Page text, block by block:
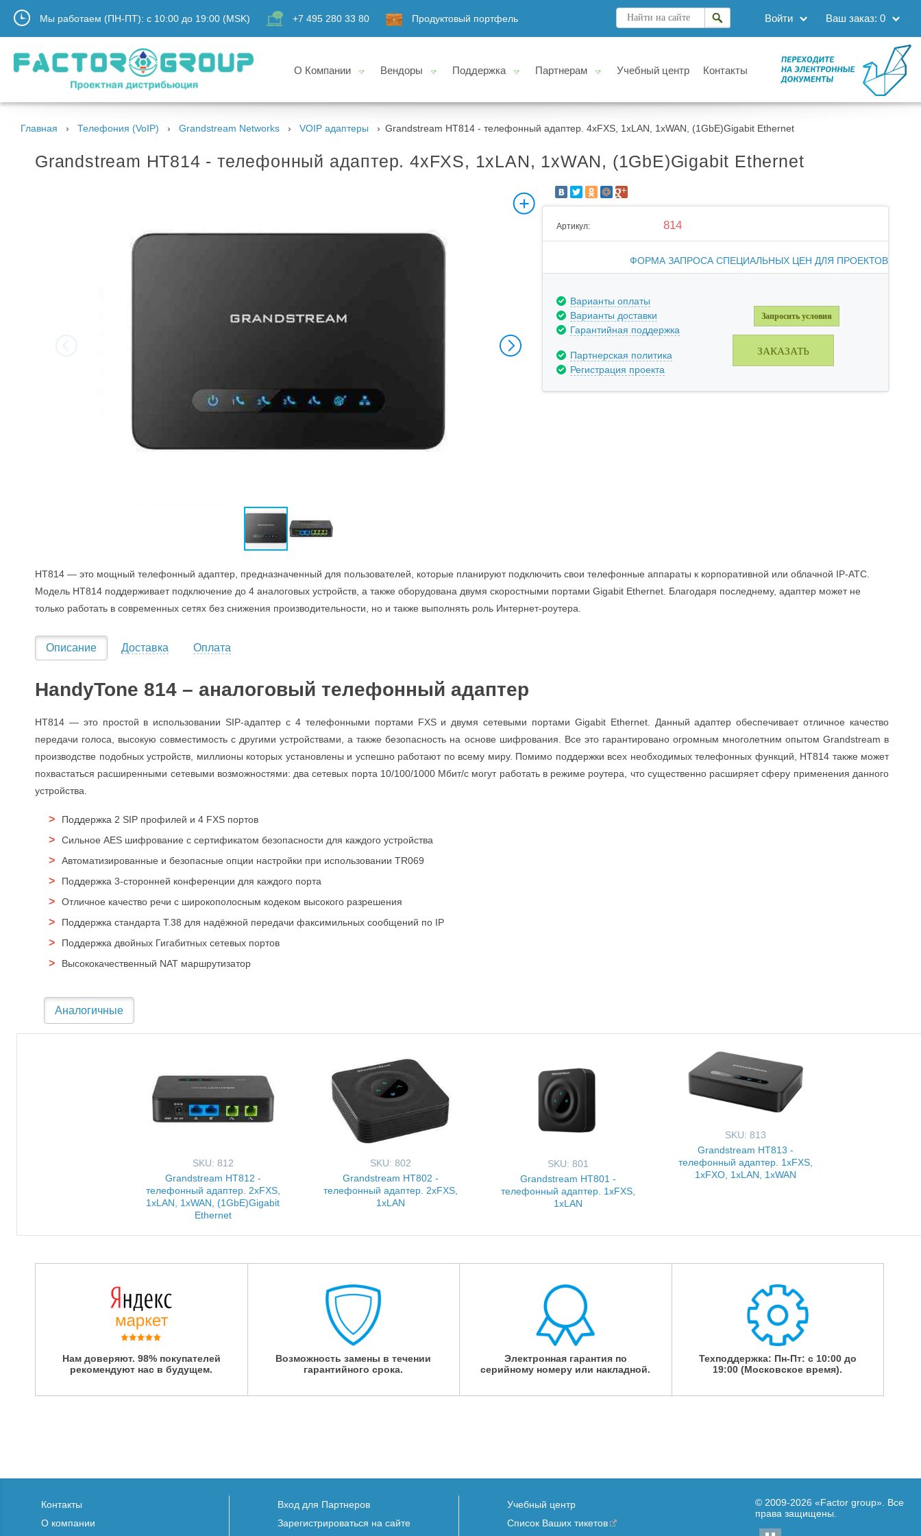
Мы работаем (ПН-ПТ): с 10:00 до 19:00 (MSK) +7 495 280 33 80 Продуктовый портфель Ваш заказ: 0
Войти
О Компании Вендоры Поддержка Партнерам Учебный центр Контакты
Главная Телефония (VoIP) Grandstream Networks VOIP адаптеры Grandstream HT814 - телефонный адаптер. 4xFXS, 1xLAN, 1xWAN, (1GbE)Gigabit Ethernet
Grandstream HT814 - телефонный адаптер. 4xFXS, 1xLAN, 1xWAN, (1GbE)Gigabit Ethernet
Артикул: 814
ФОРМА ЗАПРОСА СПЕЦИАЛЬНЫХ ЦЕН ДЛЯ ПРОЕКТОВ
Варианты оплаты
Варианты доставки
Гарантийная поддержка
Партнерская политика
Регистрация проекта
Запросить условия
ЗАКАЗАТЬ
HT814 — это мощный телефонный адаптер, предназначенный для пользователей, которые планируют подключить свои телефонные аппараты к корпоративной или облачной IP-АТС.
Модель HT814 поддерживает подключение до 4 аналоговых устройств, а также оборудована двумя скоростными портами Gigabit Ethernet. Благодаря последнему, адаптер может не
только работать в современных сетях без снижения производительности, но и также выполнять роль Интернет-роутера.
Описание Доставка Оплата
HandyTone 814 – аналоговый телефонный адаптер
HT814 — это простой в использовании SIP-адаптер с 4 телефонными портами FXS и двумя сетевыми портами Gigabit Ethernet. Данный адаптер обеспечивает отличное качество
передачи голоса, высокую совместимость с другими устройствами, а также безопасность на основе шифрования. Все это гарантировано огромным многолетним опытом Grandstream в
производстве подобных устройств, миллионы которых установлены и успешно работают по всему миру. Помимо поддержки всех необходимых телефонных функций, HT814 также может
похвастаться расширенными сетевыми возможностями: два сетевых порта 10/100/1000 Мбит/с могут работать в режиме роутера, что существенно расширяет сферу применения данного
устройства.
Поддержка 2 SIP профилей и 4 FXS портов
Сильное AES шифрование с сертификатом безопасности для каждого устройства
Автоматизированные и безопасные опции настройки при использовании TR069
Поддержка 3-сторонней конференции для каждого порта
Отличное качество речи с широкополосным кодеком высокого разрешения
Поддержка стандарта T.38 для надёжной передачи факсимильных сообщений по IP
Поддержка двойных Гигабитных сетевых портов
Высококачественный NAT маршрутизатор
Аналогичные
SKU: 812
Grandstream HT812 -
телефонный адаптер. 2xFXS,
1xLAN, 1xWAN, (1GbE)Gigabit
Ethernet
SKU: 802
Grandstream HT802 -
телефонный адаптер. 2xFXS,
1xLAN
SKU: 801
Grandstream HT801 -
телефонный адаптер. 1xFXS,
1xLAN
SKU: 813
Grandstream HT813 -
телефонный адаптер. 1xFXS,
1xFXO, 1xLAN, 1xWAN
Нам доверяют. 98% покупателей
рекомендуют нас в будущем.
Возможность замены в течении
гарантийного срока.
Электронная гарантия по
серийному номеру или накладной.
Техподдержка: Пн-Пт: с 10:00 до
19:00 (Московское время).
Контакты
О компании
Вход для Партнеров
Зарегистрироваться на сайте
Учебный центр
Список Ваших тикетов
© 2009-2026 «Factor group» . Все
права защищены.